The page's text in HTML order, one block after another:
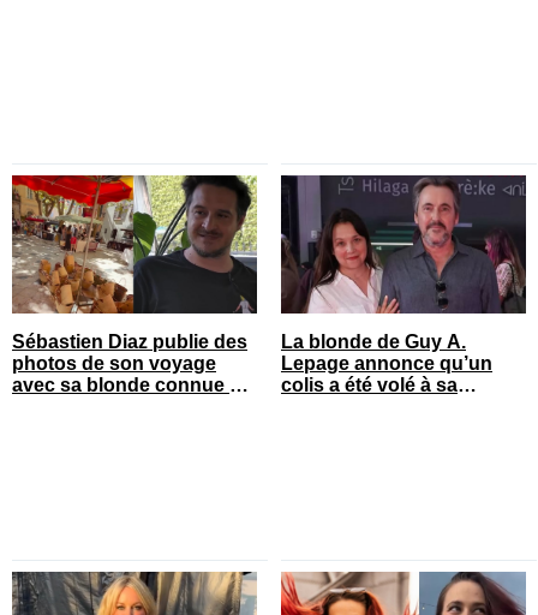
Sébastien Diaz publie des
photos de son voyage
avec sa blonde connue en
La blonde de Guy A.
Lepage annonce qu’un
colis a été volé à sa